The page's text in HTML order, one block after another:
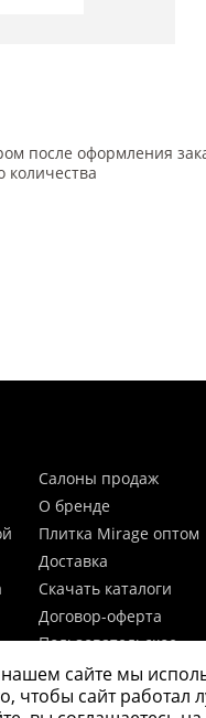
после оформления
количества
Салоны продаж
О бренде
Плитка Mirage оптом
Доставка
Скачать каталоги
Договор-оферта
Пользовательское
Согласие на
персональных
сайте мы
чтобы сайт работал